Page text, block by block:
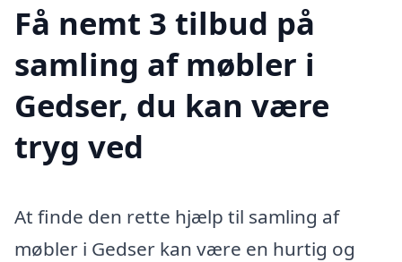
Få nemt 3 tilbud på
samling af møbler i
Gedser, du kan være
tryg ved
At finde den rette hjælp til samling af
møbler i Gedser kan være en hurtig og